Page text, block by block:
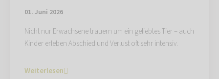
01. Juni 2026
Nicht nur Erwachsene trauern um ein geliebtes Tier – auch
Kinder erleben Abschied und Verlust oft sehr intensiv.
Weiterlesen